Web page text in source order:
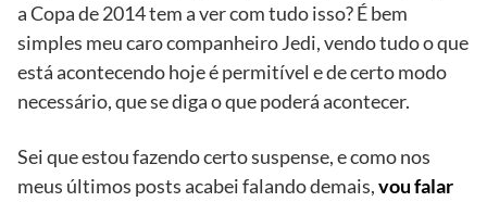
a Copa de 2014 tem a ver com tudo isso? É bem
simples meu caro companheiro Jedi, vendo tudo o que
está acontecendo hoje é permitível e de certo modo
necessário, que se diga o que poderá acontecer.
Sei que estou fazendo certo suspense, e como nos
meus últimos posts acabei falando demais,vou falar